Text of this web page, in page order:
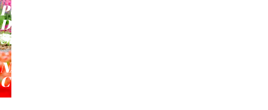
PUT
DO
SREĆE
-
NAŠE
CVEĆE